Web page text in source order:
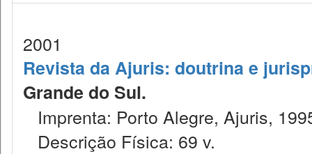
2001
Revista da Ajuris: doutrina e
Grande do Sul.
Imprenta: Porto Alegre, Ajuris,
Descrição Física: 69 v.